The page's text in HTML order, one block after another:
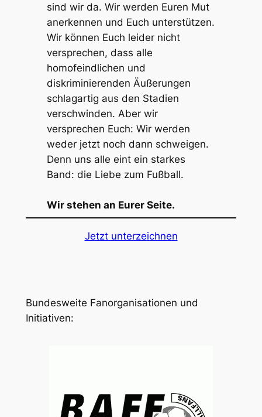
sind wir da. Wir werden Euren Mut
anerkennen und Euch unterstützen.
Wir können Euch leider nicht
versprechen, dass alle
homofeindlichen und
diskriminierenden Äußerungen
schlagartig aus den Stadien
verschwinden. Aber wir
versprechen Euch: Wir werden
weder jetzt noch dann schweigen.
Denn uns alle eint ein starkes
Band: die Liebe zum Fußball.
Wir stehen an Eurer Seite.
Jetzt unterzeichnen
Bundesweite Fanorganisationen und
Initiativen: